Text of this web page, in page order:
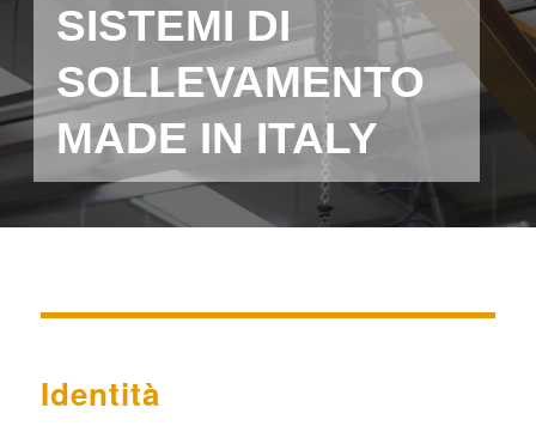
SISTEMI DI
SOLLEVAMENTO
MADE IN ITALY
Identità